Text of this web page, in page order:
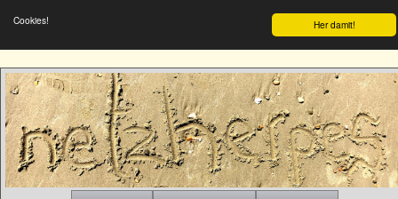
Her damit!
Cookies!